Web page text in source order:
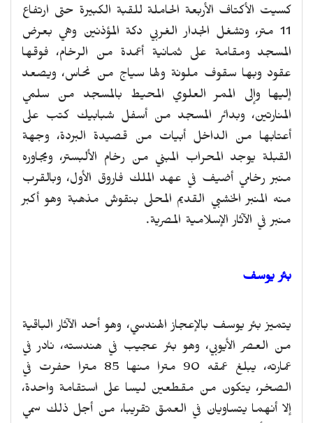
كسيت الأكتاف الأربعة الحاملة للقبة الكبيرة حتى ارتفاع
11 متر، وتشغل الجدار الغربي دكة المؤذنين وهي بعرض
المسجد ومقامة على ثمانية أعمدة من الرخام، فوقها
عقود وبها سقوف ملونة ولها سياج من نحاس، ويصعد
إليها وإلى الممر العلوي المحيط بالمسجد من سلمي
المنارتين، وبدائر المسجد من أسفل شبابيك كتب على
أعتابها من الداخل أبيات من قصيدة البردة، وجهة
القبلة يوجد المحراب المبني من رخام الألبستر، ويجاوره
منبر رخامي أضيف في عهد الملك فاروق الأول، وبالقرب
منه المنبر الخشبي القديم المحلى بنقوش مذهبة وهو أكبر
منبر في الآثار الإسلامية المصرية.
بئر يوسف
يتميز بئر يوسف بالإعجاز الهندسي، وهو أحد الآثار الباقية
من العصر الأيوبي، وهو بئر عجيب في هندسته، نادر في
عمارته، يبلغ عمقه 90 مترا منها 85 مترا حفرت في
الصخر، يتكون من مقطعين ليسا على استقامة واحدة،
إلا أنهما يتساويان في العمق تقريبا، من أجل ذلك سمي